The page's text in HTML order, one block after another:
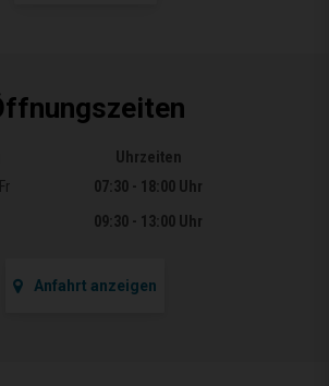
Uhrzeiten
07:30 - 18:00 Uhr
09:30 - 13:00 Uhr
Anfahrt anzeigen